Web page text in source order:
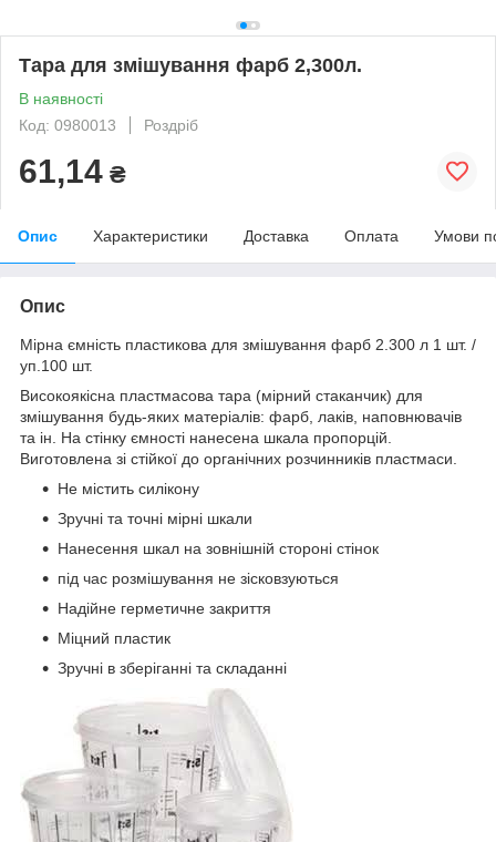
Тара для змішування фарб 2,300л.
В наявності
Код: 0980013
Роздріб
61,14 ₴
Опис Характеристики Доставка Оплата Умови
Опис
Мірна ємність пластикова для змішування фарб 2.300 л 1 шт. /
уп.100 шт.
Високоякісна пластмасова тара (мірний стаканчик) для
змішування будь-яких матеріалів: фарб, лаків, наповнювачів
та ін. На стінку ємності нанесена шкала пропорцій.
Виготовлена зі стійкої до органічних розчинників пластмаси.
Не містить силікону
Зручні та точні мірні шкали
Нанесення шкал на зовнішній стороні стінок
під час розмішування не зісковзуються
Надійне герметичне закриття
Міцний пластик
Зручні в зберіганні та складанні